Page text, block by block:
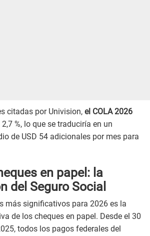
citadas por Univision, el COLA 2026
%, lo que se traduciría en un
de USD 54 adicionales por mes para
en papel: la
del Seguro Social
más significativos para 2026 es la
de los cheques en papel. Desde el 30
todos los pagos federales del